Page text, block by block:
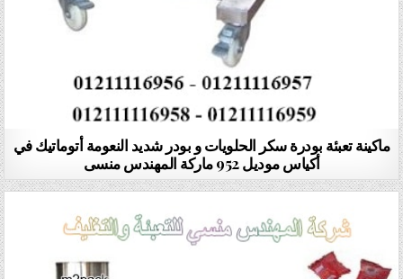
ماكينة تعبئة بودرة سكر الحلويات و بودر شديد النعومة أتوماتيك في
أكياس موديل 952 ماركة المهندس منسى